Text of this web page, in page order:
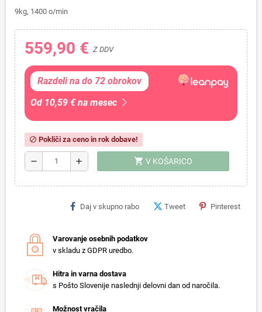
9kg, 1400 o/min
559,90 € Z DDV
Razdeli na do 72 obrokov
Od 10,59 € na mesec
block Pokliči za ceno in rok dobave!
remove add shopping_cart V KOŠARICO
Daj v skupno rabo Tweet Pinterest
Varovanje osebnih podatkov
v skladu z GDPR uredbo.
Hitra in varna dostava
s Pošto Slovenije naslednji delovni dan od naročila.
Možnost vračila